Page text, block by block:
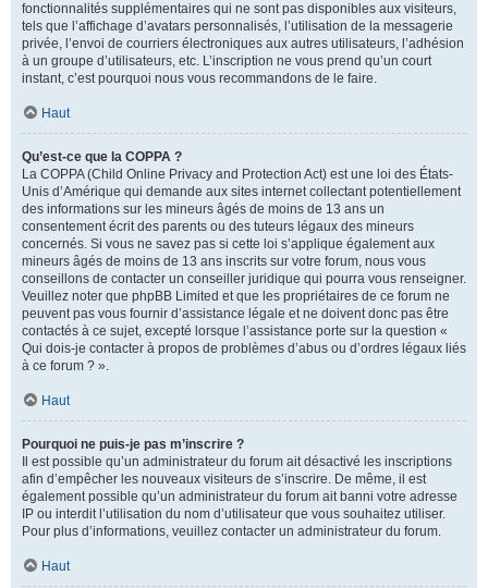
fonctionnalités supplémentaires qui ne sont pas disponibles aux visiteurs,
tels que l’affichage d’avatars personnalisés, l’utilisation de la messagerie
privée, l’envoi de courriers électroniques aux autres utilisateurs, l’adhésion
à un groupe d’utilisateurs, etc. L’inscription ne vous prend qu’un court
instant, c’est pourquoi nous vous recommandons de le faire.
Haut
Qu’est-ce que la COPPA ?
La COPPA (Child Online Privacy and Protection Act) est une loi des États-
Unis d’Amérique qui demande aux sites internet collectant potentiellement
des informations sur les mineurs âgés de moins de 13 ans un
consentement écrit des parents ou des tuteurs légaux des mineurs
concernés. Si vous ne savez pas si cette loi s’applique également aux
mineurs âgés de moins de 13 ans inscrits sur votre forum, nous vous
conseillons de contacter un conseiller juridique qui pourra vous renseigner.
Veuillez noter que phpBB Limited et que les propriétaires de ce forum ne
peuvent pas vous fournir d’assistance légale et ne doivent donc pas être
contactés à ce sujet, excepté lorsque l’assistance porte sur la question «
Qui dois-je contacter à propos de problèmes d’abus ou d’ordres légaux liés
à ce forum ? ».
Haut
Pourquoi ne puis-je pas m’inscrire ?
Il est possible qu’un administrateur du forum ait désactivé les inscriptions
afin d’empêcher les nouveaux visiteurs de s’inscrire. De même, il est
également possible qu’un administrateur du forum ait banni votre adresse
IP ou interdit l’utilisation du nom d’utilisateur que vous souhaitez utiliser.
Pour plus d’informations, veuillez contacter un administrateur du forum.
Haut